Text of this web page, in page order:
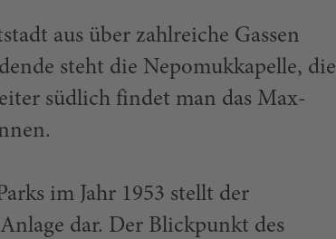
aus über zahlreiche Gassen
steht die Nepomukkapelle, die
südlich findet man das Max-
im Jahr 1953 stellt der
dar. Der Blickpunkt des